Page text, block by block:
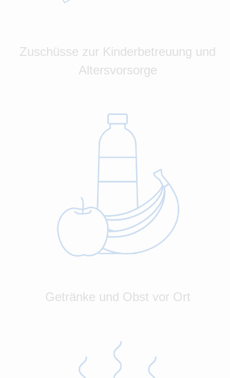
Zuschüsse zur Kinderbetreuung und
Altersvorsorge
Getränke und Obst vor Ort